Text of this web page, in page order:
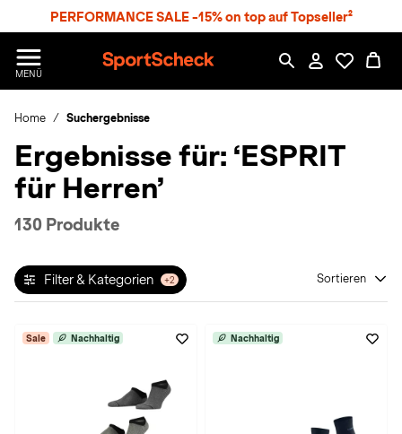
PERFORMANCE SALE -15% on top auf Topseller²
MENÜ
p
r
S
h
c
Home Suchergebnisse
Ergebnisse für: ‘ESPRIT
für Herren’
130 Produkte
Filter & Kategorien +2 Sortieren
Sale Nachhaltig Nachhaltig